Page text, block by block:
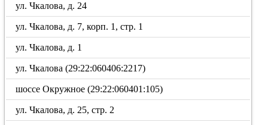
ул. Чкалова, д. 24
ул. Чкалова, д. 7, корп. 1, стр. 1
ул. Чкалова, д. 1
ул. Чкалова (29:22:060406:2217)
шоссе Окружное (29:22:060401:105)
ул. Чкалова, д. 25, стр. 2